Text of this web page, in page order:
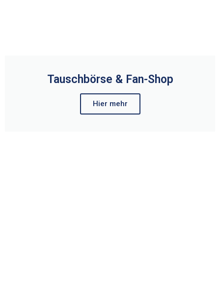
Tauschbörse & Fan-Shop
Hier mehr